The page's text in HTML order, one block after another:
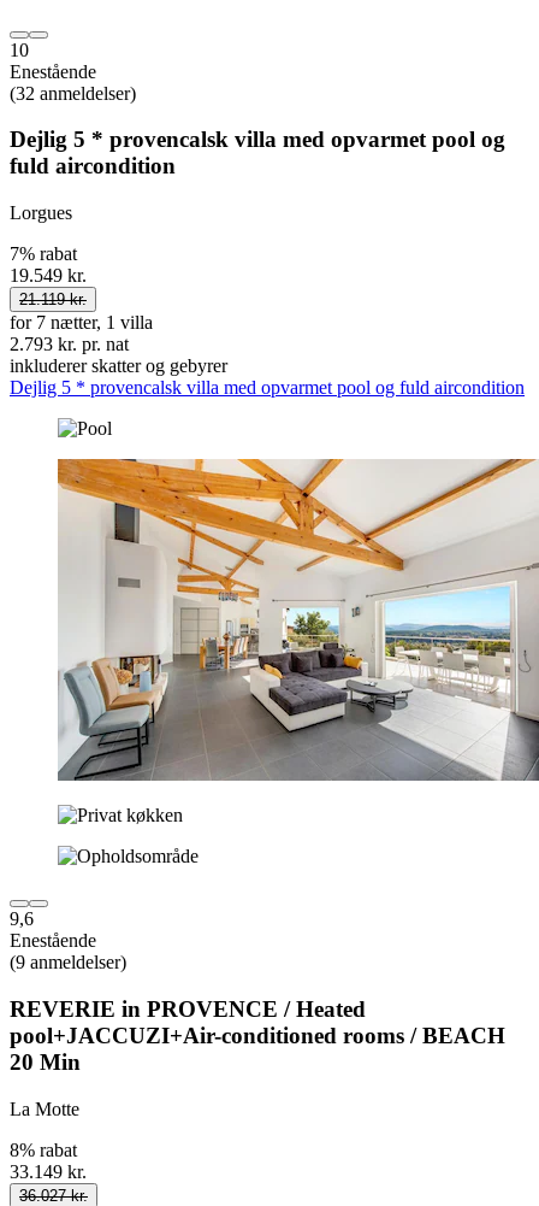
10
Enestående
(32 anmeldelser)
Dejlig 5 * provencalsk villa med opvarmet pool og
fuld aircondition
Lorgues
7% rabat
19.549 kr.
21.119 kr.
for 7 nætter, 1 villa
2.793 kr. pr. nat
inkluderer skatter og gebyrer
Dejlig 5 * provencalsk villa med opvarmet pool og fuld aircondition
9,6
Enestående
(9 anmeldelser)
REVERIE in PROVENCE / Heated
pool+JACCUZI+Air-conditioned rooms / BEACH
20 Min
La Motte
8% rabat
33.149 kr.
36.027 kr.